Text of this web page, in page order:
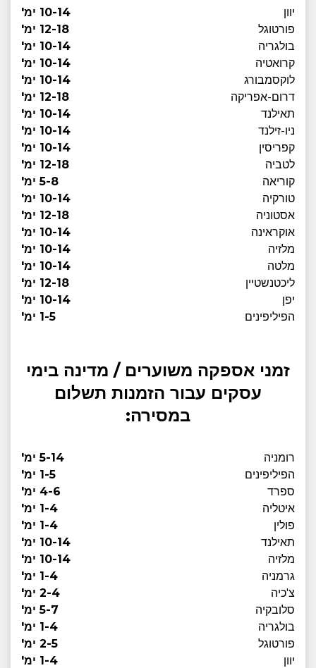
יוון
10-14 ימ'
פורטוגל
12-18 ימ'
בולגריה
10-14 ימ'
קרואטיה
10-14 ימ'
לוקסמבורג
10-14 ימ'
דרום-אפריקה
12-18 ימ'
תאילנד
10-14 ימ'
ניו-זילנד
10-14 ימ'
קפריסין
10-14 ימ'
לטביה
12-18 ימ'
קוריאה
5-8 ימ'
טורקיה
10-14 ימ'
אסטוניה
12-18 ימ'
אוקראינה
10-14 ימ'
מלזיה
10-14 ימ'
מלטה
10-14 ימ'
ליכטנשטיין
12-18 ימ'
יפן
10-14 ימ'
הפיליפינים
1-5 ימ'
זמני אספקה משוערים / מדינה בימי
עסקים עבור הזמנות תשלום
במסירה:
רומניה
5-14 ימ'
הפיליפינים
1-5 ימ'
ספרד
4-6 ימ'
איטליה
1-4 ימ'
פולין
1-4 ימ'
תאילנד
10-14 ימ'
מלזיה
10-14 ימ'
גרמניה
1-4 ימ'
צ'כיה
2-4 ימ'
סלובקיה
5-7 ימ'
בולגריה
1-4 ימ'
פורטוגל
2-5 ימ'
יוון
1-4 ימ'